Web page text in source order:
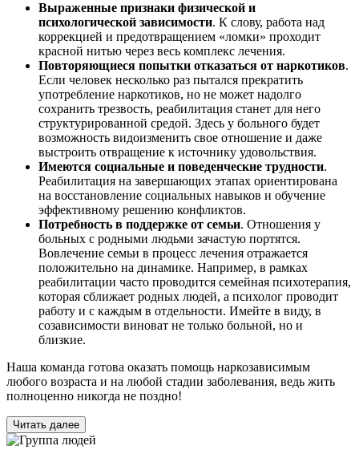
Выраженные признаки физической и
психологической зависимости. К слову, работа над
коррекцией и предотвращением «ломки» проходит
красной нитью через весь комплекс лечения.
Повторяющиеся попытки отказаться от наркотиков.
Если человек несколько раз пытался прекратить
употребление наркотиков, но не может надолго
сохранить трезвость, реабилитация станет для него
структурированной средой. Здесь у больного будет
возможность видоизменить свое отношение и даже
выстроить отвращение к источнику удовольствия.
Имеются социальные и поведенческие трудности.
Реабилитация на завершающих этапах ориентирована
на восстановление социальных навыков и обучение
эффективному решению конфликтов.
Потребность в поддержке от семьи. Отношения у
больных с родными людьми зачастую портятся.
Вовлечение семьи в процесс лечения отражается
положительно на динамике. Например, в рамках
реабилитации часто проводится семейная психотерапия,
которая сближает родных людей, а психолог проводит
работу и с каждым в отдельности. Имейте в виду, в
созависимости виноват не только больной, но и
близкие.
Наша команда готова оказать помощь наркозависимым
любого возраста и на любой стадии заболевания, ведь жить
полноценно никогда не поздно!
Читать далее